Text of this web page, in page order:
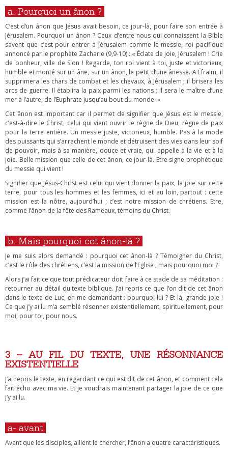
a. Pourquoi un ânon ?
C’est d’un ânon que Jésus avait besoin, ce jour-là, pour faire son entrée à
Jérusalem. Pourquoi un ânon ? Ceux d’entre nous qui connaissent la Bible
savent que c’est pour entrer à Jérusalem comme le messie, roi pacifique
annoncé par le prophète Zacharie (9,9-10) : « Éclate de joie, Jérusalem ! Crie
de bonheur, ville de Sion ! Regarde, ton roi vient à toi, juste et victorieux,
humble et monté sur un âne, sur un ânon, le petit d’une ânesse. A Éfraïm, il
supprimera les chars de combat et les chevaux, à Jérusalem ; il brisera les
arcs de guerre. Il établira la paix parmi les nations ; il sera le maître d’une
mer à l’autre, de l’Euphrate jusqu’au bout du monde. »
Cet ânon est important car il permet de signifier que Jésus est le messie,
c’est-à-dire le Christ, celui qui vient ouvrir le règne de Dieu, règne de paix
pour la terre entière. Un messie juste, victorieux, humble. Pas à la mode
des puissants qui s’arrachent le monde et détruisent des vies dans leur soif
de pouvoir, mais à sa manière, douce et vraie, qui appelle à la vie et à la
joie. Belle mission que celle de cet ânon, ce jour-là. Etre signe prophétique
du messie qui vient !
Signifier que Jésus-Christ est celui qui vient donner la paix, la joie sur cette
terre, pour tous les hommes et les femmes, ici et au loin, partout : cette
mission est la nôtre, aujourd’hui ; c’est notre mission de chrétiens. Etre,
comme l’ânon de la fête des Rameaux, témoins du Christ.
b. Mais pourquoi cet ânon-là ?
Je me suis alors demandé : pourquoi cet ânon-là ? Témoigner du Christ,
c’est le rôle des chrétiens, c’est la mission de l’Eglise ; mais pourquoi moi ?
Alors j’ai fait ce que tout prédicateur doit faire à ce stade de sa méditation :
retourner au détail du texte biblique. J’ai repris ce que l’on dit de cet ânon
dans le texte de Luc, en me demandant : pourquoi lui ? Et là, grande joie !
Ce que j’y ai lu m’a semblé résonner existentiellement, spirituellement, pour
moi, pour toi, pour nous.
3 – AU FIL DU TEXTE, UNE RÉSONNANCE
EXISTENTIELLE
J’ai repris le texte, en regardant ce qui est dit de cet ânon, et comment cela
fait écho avec ma vie. Et je voudrais maintenant partager la joie de ce que
j’y ai lu.
a- avant
Avant que les disciples, aillent le chercher, l’ânon a quatre caractéristiques.